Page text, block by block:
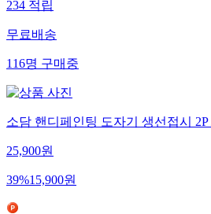
234적립
무료배송
116명구매중
소담 핸디페인팅 도자기 생선접시
25,900원
39%15,900원